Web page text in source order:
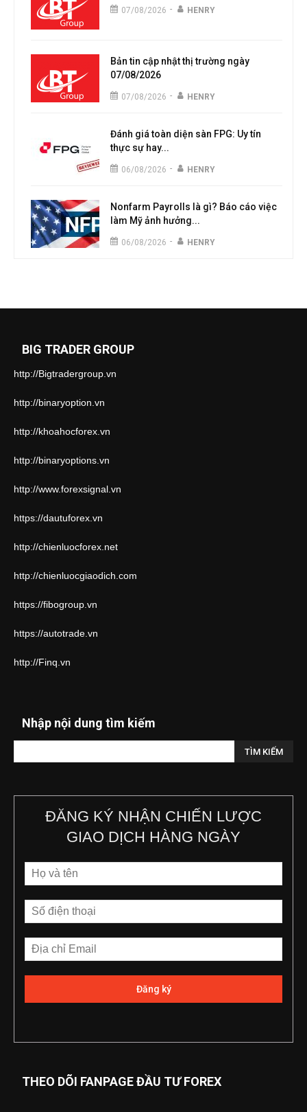
07/08/2026 - HENRY
Bản tin cập nhật thị trường ngày
07/08/2026
07/08/2026 - HENRY
Đánh giá toàn diện sàn FPG: Uy tín
thực sự hay...
06/08/2026 - HENRY
Nonfarm Payrolls là gì? Báo cáo việc
làm Mỹ ảnh hưởng...
06/08/2026 - HENRY
BIG TRADER GROUP
http://Bigtradergroup.vn
http://binaryoption.vn
http://khoahocforex.vn
http://binaryoptions.vn
http://www.forexsignal.vn
https://dautuforex.vn
http://chienluocforex.net
http://chienluocgiaodich.com
https://fibogroup.vn
https://autotrade.vn
http://Finq.vn
Nhập nội dung tìm kiếm
ĐĂNG KÝ NHẬN CHIẾN LƯỢC
GIAO DỊCH HÀNG NGÀY
THEO DÕI FANPAGE ĐẦU TƯ FOREX